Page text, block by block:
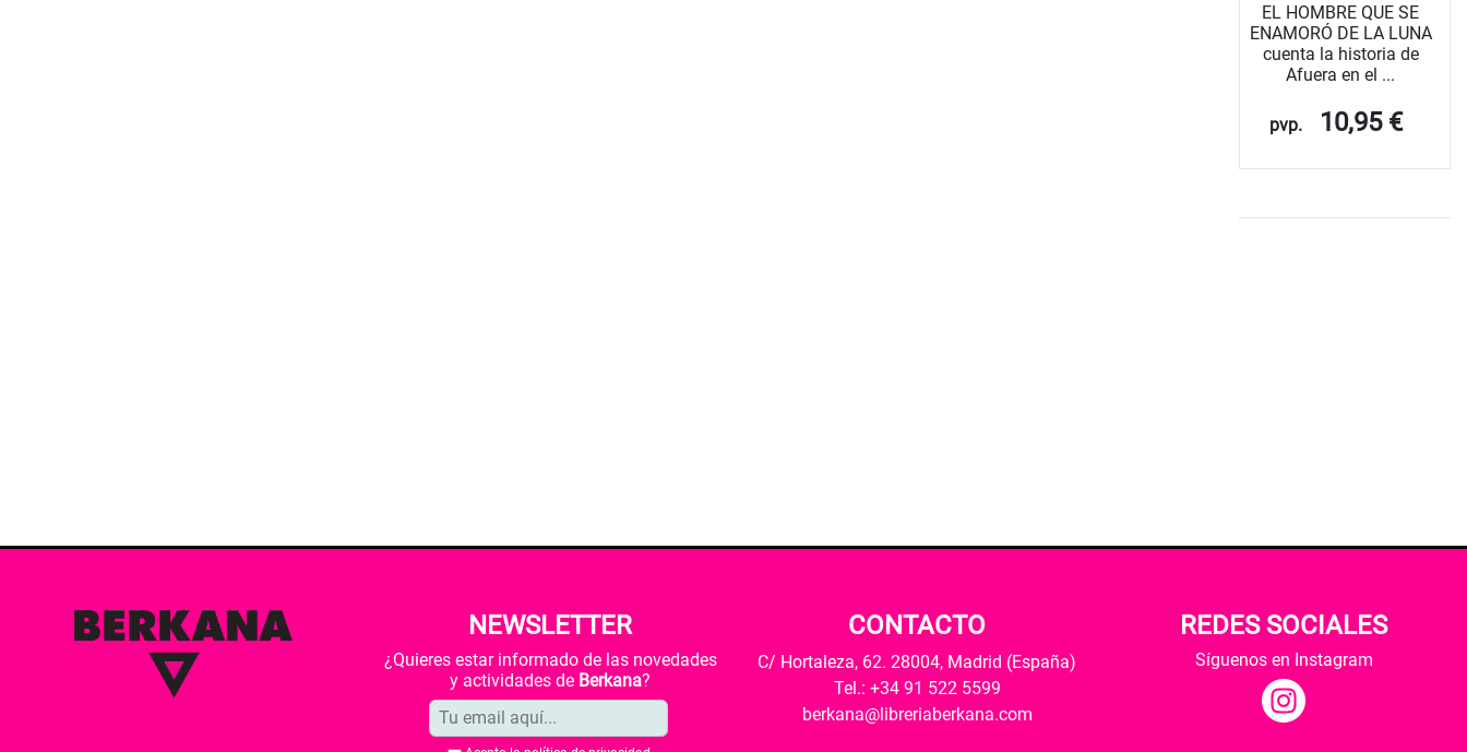
EL HOMBRE QUE SE
ENAMORÓ DE LA LUNA
cuenta la historia de
Afuera en el ...
pvp. 10,95 €
NEWSLETTER
¿Quieres estar informado de las novedades
y actividades de Berkana?
CONTACTO
C/ Hortaleza, 62. 28004, Madrid (España)
Tel.: +34 91 522 5599
berkana@libreriaberkana.com
REDES SOCIALES
Síguenos en Instagram